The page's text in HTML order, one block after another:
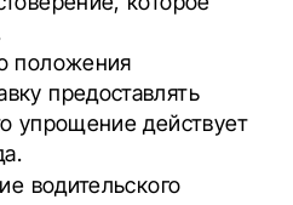
положения
предоставлять
упрощение действует
водительского